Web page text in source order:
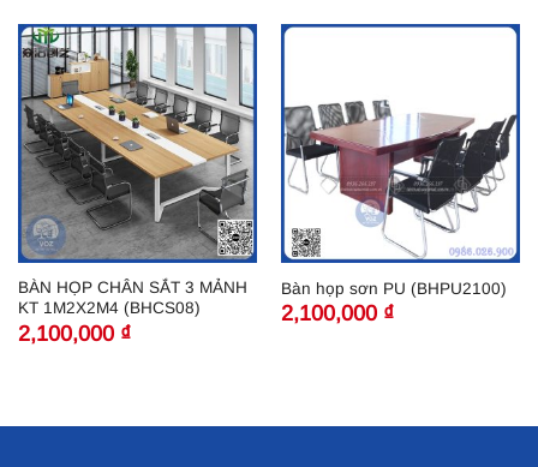
BÀN HỌP CHÂN SẮT 3 MẢNH
KT 1M2X2M4 (BHCS08)
2,100,000 ₫
Bàn họp sơn PU (BHPU2100)
2,100,000 ₫